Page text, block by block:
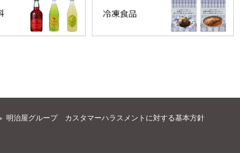
明治屋グループ カスタマーハラスメントに対する基本方針